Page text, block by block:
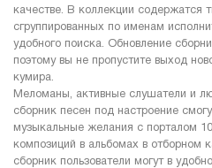
качестве. В коллекции содержатся
сгруппированных по именам
удобного поиска. Обновление
поэтому вы не пропустите выход
кумира.
Меломаны, активные слушатели и
сборник песен под настроение
музыкальные желания с порталом
композиций в альбомах в отборном
сборник пользователи могут в